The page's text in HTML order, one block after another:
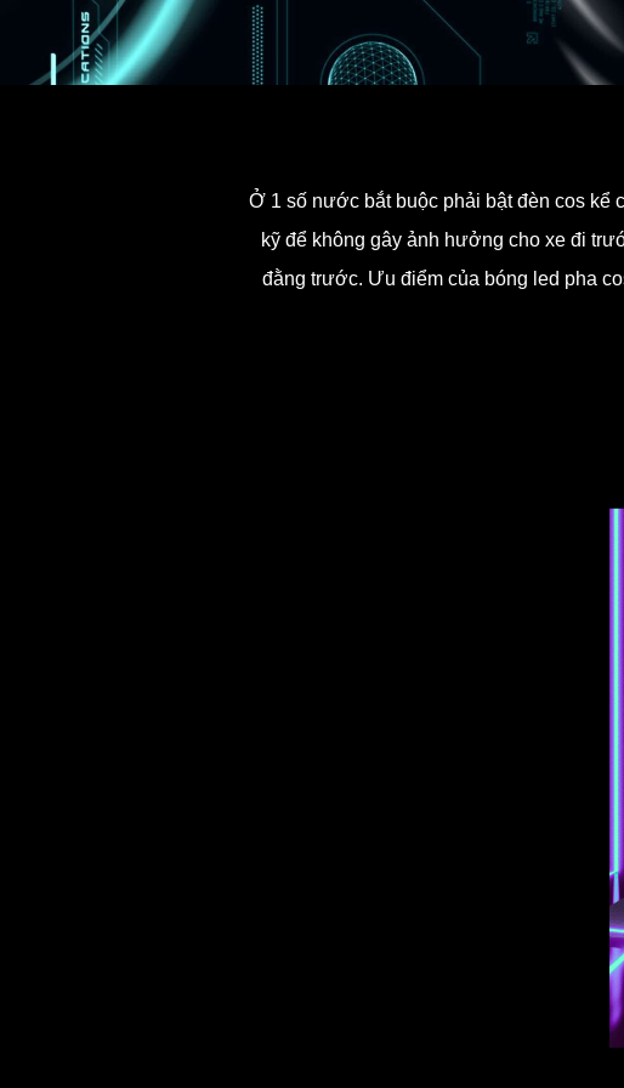
Ở 1 số nước bắt buộc phải bật đèn cos kể
kỹ để không gây ảnh hưởng cho xe đi
đằng trước. Ưu điểm của bóng led pha